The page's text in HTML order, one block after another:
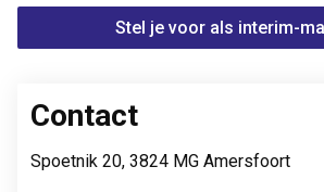
Stel je voor als interim-
Contact
Spoetnik 20, 3824 MG Amersfoort